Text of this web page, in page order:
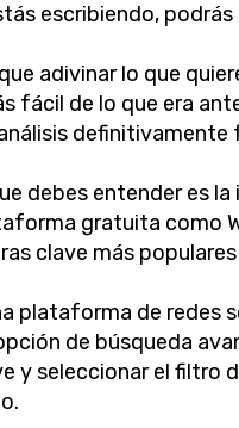
escribiendo,
adivinar lo que
fácil de lo que era
definitivamente
debes entender es
gratuita como
clave más
plataforma de redes
de búsqueda
y seleccionar el filtro